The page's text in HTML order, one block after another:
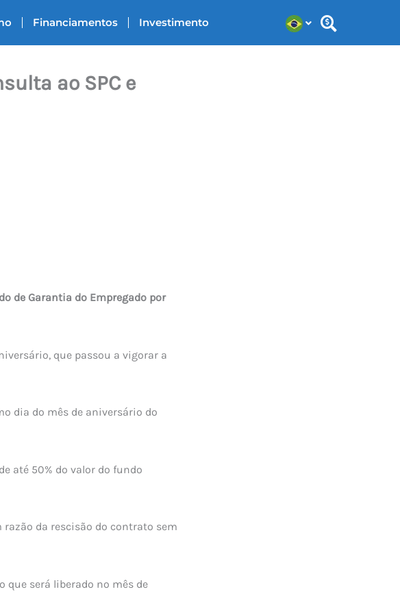
Financiamentos Investimento
ao SPC e
de Garantia do Empregado por
que passou a vigorar a
dia do mês de aniversário do
até 50% do valor do fundo
razão da rescisão do contrato sem
que será liberado no mês de